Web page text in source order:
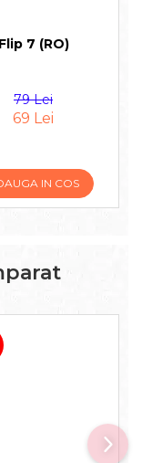
Flip 7 (RO)
79 Lei
69 Lei
IN COS